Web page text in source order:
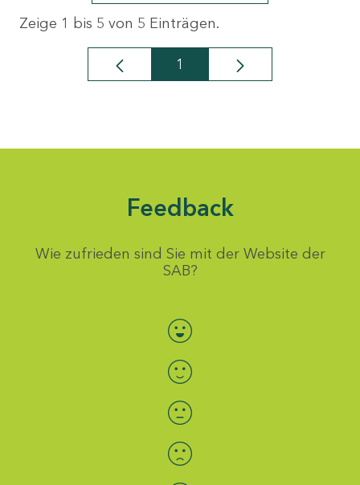
Zeige 1 bis 5 von 5 Einträgen.
Seite
1
Feedback
Wie zufrieden sind Sie mit der Website der
SAB?
Bewertung auswählen